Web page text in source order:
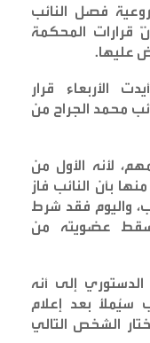
فصل النائب
قرارات المحكمة
عليها.
الأربعاء قرار
محمد الجراح من
لأنه الأول من
بأن النائب فاز
واليوم فقد شرط
عضويته من
إلى أنه
بعد إعلام
الشخص التالي